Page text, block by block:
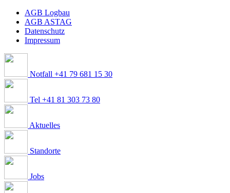
AGB Logbau
AGB ASTAG
Datenschutz
Impressum
Notfall +41 79 681 15 30
Tel +41 81 303 73 80
Aktuelles
Standorte
Jobs